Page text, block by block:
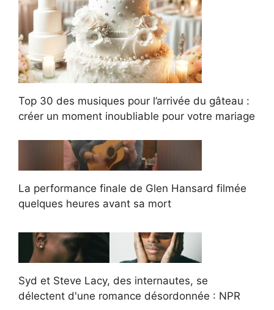
Top 30 des musiques pour l’arrivée du gâteau :
créer un moment inoubliable pour votre mariage
La performance finale de Glen Hansard filmée
quelques heures avant sa mort
Syd et Steve Lacy, des internautes, se
délectent d'une romance désordonnée : NPR